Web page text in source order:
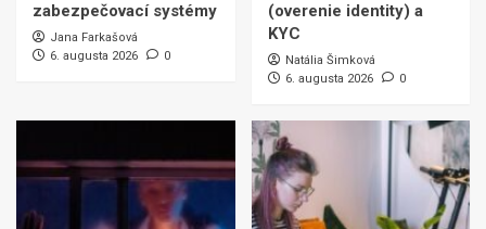
zabezpečovací systémy
Jana Farkašová
6. augusta 2026
0
(overenie identity) a
KYC
Natália Šimková
6. augusta 2026
0